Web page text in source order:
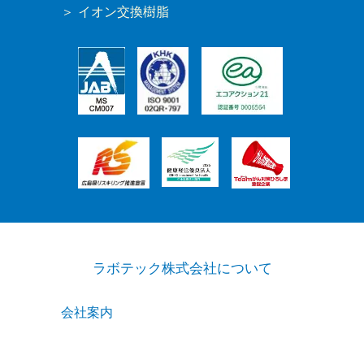
イオン交換樹脂
ラボテック株式会社について
会社案内